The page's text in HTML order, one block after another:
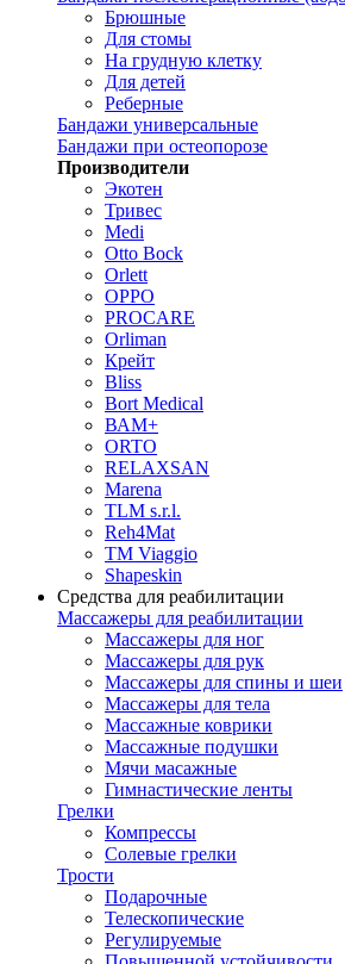
Брюшные
Для стомы
На грудную клетку
Для детей
Реберные
Бандажи универсальные
Бандажи при остеопорозе
Производители
Экотен
Тривес
Medi
Otto Bock
Orlett
OPPO
PROCARE
Orliman
Крейт
Bliss
Bort Medical
ВАМ+
ORTO
RELAXSAN
Marena
TLM s.r.l.
Reh4Mat
TM Viaggio
Shapeskin
Средства для реабилитации
Массажеры для реабилитации
Массажеры для ног
Массажеры для рук
Массажеры для спины и шеи
Массажеры для тела
Массажные коврики
Массажные подушки
Мячи масажные
Гимнастические ленты
Грелки
Компрессы
Солевые грелки
Трости
Подарочные
Телескопические
Регулируемые